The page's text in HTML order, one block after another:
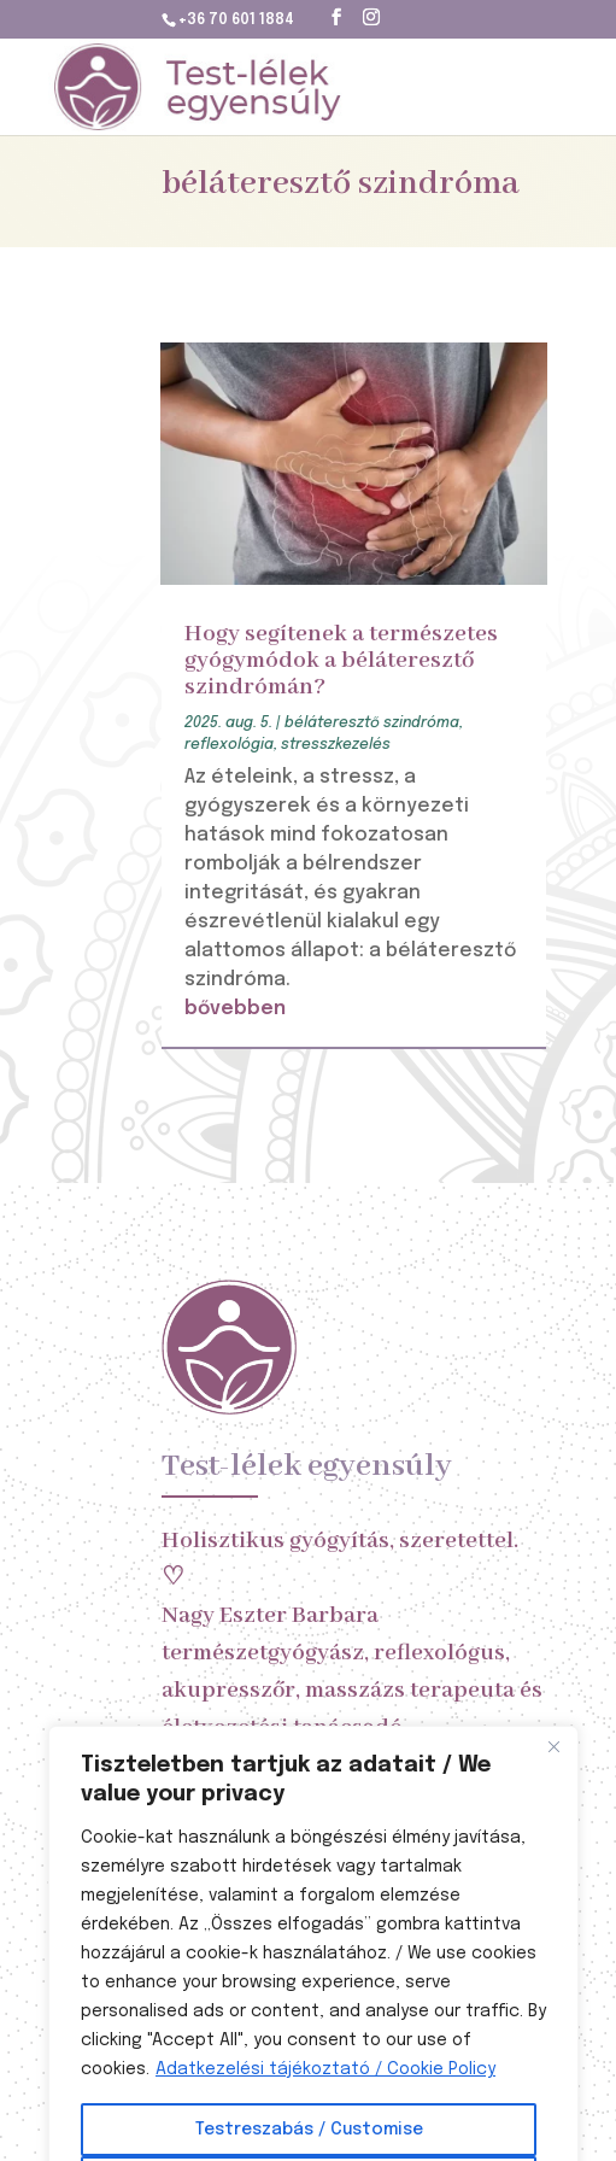
Tiszteletben tartjuk az adatait / We
value your privacy
Cookie-kat használunk a böngészési élmény javítása,
személyre szabott hirdetések vagy tartalmak
megjelenítése, valamint a forgalom elemzése
érdekében. Az „Összes elfogadás” gombra kattintva
hozzájárul a cookie-k használatához. / We use cookies
to enhance your browsing experience, serve
personalised ads or content, and analyse our traffic. By
clicking "Accept All", you consent to our use of
cookies. Adatkezelési tájékoztató / Cookie Policy
Testreszabás / Customise
+36 70 601 1884
béláteresztő szindróma
Hogy segítenek a természetes
gyógymódok a béláteresztő
szindrómán?
2025. aug. 5. |béláteresztő szindróma,
reflexológia,stresszkezelés
Az ételeink, a stressz, a
gyógyszerek és a környezeti
hatások mind fokozatosan
rombolják a bélrendszer
integritását, és gyakran
észrevétlenül kialakul egy
alattomos állapot: a béláteresztő
szindróma.
bővebben
Test-lélek egyensúly
Holisztikus gyógyítás, szeretettel.
♡
Nagy Eszter Barbara
természetgyógyász, reflexológus,
akupresszőr, masszázs terapeuta és
életvezetési tanácsadó
A kezelésekhez előzetes időpont
egyeztetés szükséges!
 Nyitvatartás
Hétfő 8-20
Szerda 8-20
Csütörtök 8-20
Péntek 8-20